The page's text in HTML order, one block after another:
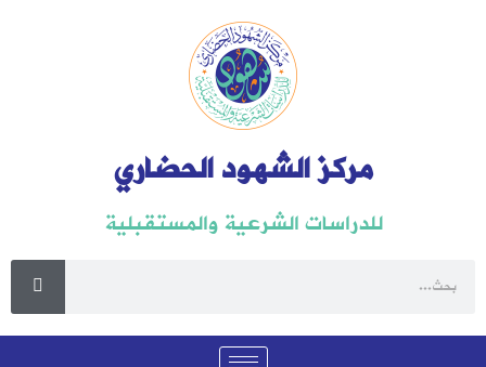
مركز الشهود الحضاري
للدراسات الشرعية والمستقبلية